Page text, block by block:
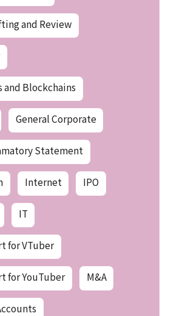
and Review
and Blockchains
General Corporate
Statement
Internet IPO
IT
for VTuber
for YouTuber M&A